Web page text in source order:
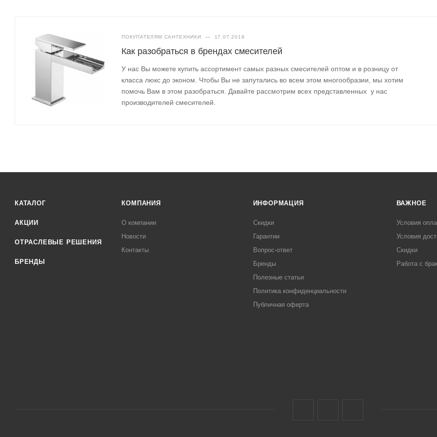
ПОКУПАТЕЛЯМ САНТЕХНИКИ — 17.07.2019
Как разобраться в брендах смесителей
У нас Вы можете купить ассортимент самых разных смесителей оптом и в розницу от
класса люкс до эконом. Чтобы Вы не запутались во всем этом многообразии, мы хотим
помочь Вам в этом разобраться. Давайте рассмотрим всех представленных у нас
производителей смесителей.
КАТАЛОГ
АКЦИИ
ОТРАСЛЕВЫЕ РЕШЕНИЯ
БРЕНДЫ
КОМПАНИЯ
О компании
Новости
Контакты
ИНФОРМАЦИЯ
Скидки
Гарантии
Вопрос-ответ
Бренды
Полезные статьи
Политика конфиденциальности
Публичная оферта
ВАЖНОЕ
Условия
Условия
Скидки
Работа с